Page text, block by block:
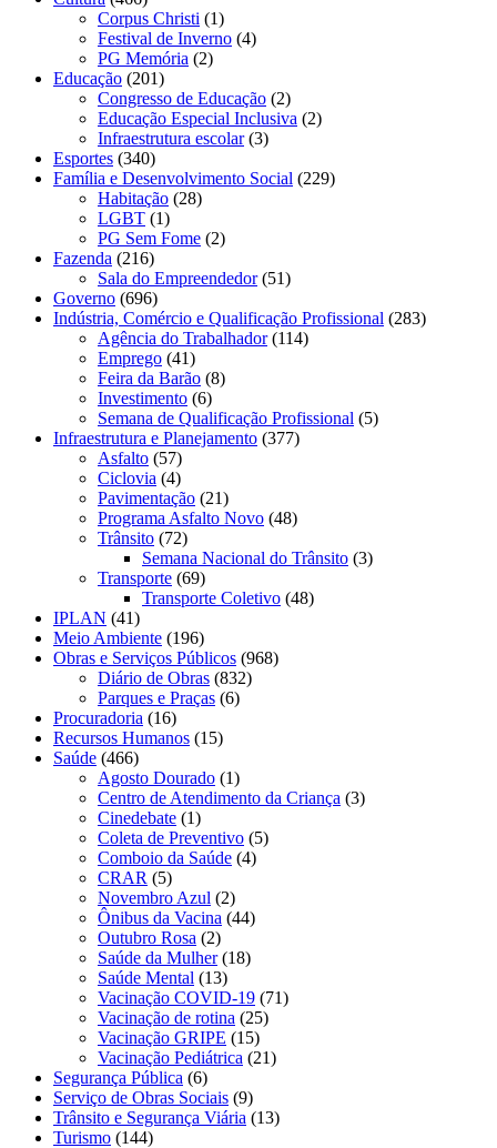
Corpus Christi (1)
Festival de Inverno (4)
PG Memória (2)
Educação (201)
Congresso de Educação (2)
Educação Especial Inclusiva (2)
Infraestrutura escolar(3)
Esportes (340)
Família e Desenvolvimento Social (229)
Habitação (28)
LGBT (1)
PG Sem Fome (2)
Fazenda (216)
Sala do Empreendedor(51)
Governo (696)
Indústria, Comércio e Qualificação Profissional (283)
Agência do Trabalhador(114)
Emprego (41)
Feira da Barão (8)
Investimento (6)
Semana de Qualificação Profissional (5)
Infraestrutura e Planejamento (377)
Asfalto (57)
Ciclovia (4)
Pavimentação (21)
Programa Asfalto Novo (48)
Trânsito (72)
Semana Nacional do Trânsito (3)
Transporte (69)
Transporte Coletivo (48)
IPLAN (41)
Meio Ambiente (196)
Obras e Serviços Públicos (968)
Diário de Obras (832)
Parques e Praças (6)
Procuradoria (16)
Recursos Humanos (15)
Saúde (466)
Agosto Dourado (1)
Centro de Atendimento da Criança (3)
Cinedebate (1)
Coleta de Preventivo (5)
Comboio da Saúde (4)
CRAR (5)
Novembro Azul (2)
Ônibus da Vacina (44)
Outubro Rosa (2)
Saúde da Mulher(18)
Saúde Mental (13)
Vacinação COVID-19 (71)
Vacinação de rotina (25)
Vacinação GRIPE (15)
Vacinação Pediátrica (21)
Segurança Pública (6)
Serviço de Obras Sociais (9)
Trânsito e Segurança Viária (13)
Turismo (144)